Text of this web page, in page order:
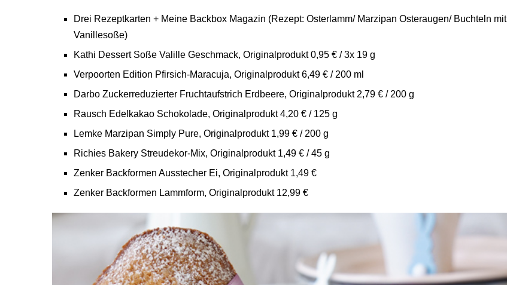
Drei Rezeptkarten + Meine Backbox Magazin (Rezept: Osterlamm/ Marzipan Osteraugen/ Buchteln mit
Vanillesoße)
Kathi Dessert Soße Valille Geschmack, Originalprodukt 0,95 € / 3x 19 g
Verpoorten Edition Pfirsich-Maracuja, Originalprodukt 6,49 € / 200 ml
Darbo Zuckerreduzierter Fruchtaufstrich Erdbeere, Originalprodukt 2,79 € / 200 g
Rausch Edelkakao Schokolade, Originalprodukt 4,20 € / 125 g
Lemke Marzipan Simply Pure, Originalprodukt 1,99 € / 200 g
Richies Bakery Streudekor-Mix, Originalprodukt 1,49 € / 45 g
Zenker Backformen Ausstecher Ei, Originalprodukt 1,49 €
Zenker Backformen Lammform, Originalprodukt 12,99 €